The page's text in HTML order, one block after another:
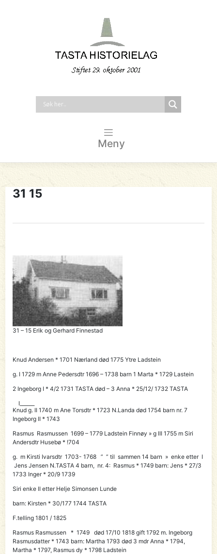
Meny
31 15
31 – 15 Erik og Gerhard Finnestad
Knud Andersen * 1701 Nærland død 1775 Ytre Ladstein
g. I 1729 m Anne Pedersdtr 1696 – 1738 barn 1 Marta * 1729 Lastein
2 Ingeborg I * 4/2 1731 TASTA død – 3 Anna * 25/12/ 1732 TASTA
I______
Knud g. II 1740 m Ane Torsdtr * 1723 N.Landa død 1754 barn nr. 7
Ingeborg II * 1743
Rasmus Rasmussen 1699 – 1779 Ladstein Finnøy » g III 1755 m Siri
Andersdtr Husebø * !704
g. m Kirsti Ivarsdtr 1703- 1768 ” ” til sammen 14 barn » enke etter I
Jens Jensen N.TASTA 4 barn, nr. 4: Rasmus * 1749 barn: Jens * 27/3
1733 Inger * 20/9 1739
Siri enke II etter Helje Simonsen Lunde
barn: Kirsten * 30/177 1744 TASTA
F.telling 1801 / 1825
Rasmus Rasmussen * 1749 død 17/10 1818 gift 1792 m. Ingeborg
Rasmusdatter * 1743 barn: Martha 1793 død 3 mdr Anna * 1794,
Martha * 1797, Rasmus dy * 1798 Ladstein